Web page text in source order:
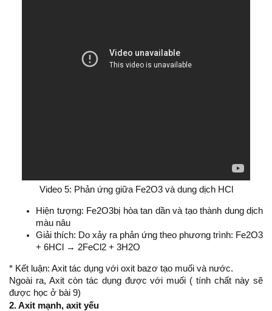
Video 5: Phản ứng giữa Fe2O3 và dung dịch HCl​
Hiện tượng: Fe2O3bị hòa tan dần và tạo thành dung dịch
màu nâu
Giải thích: Do xảy ra phản ứng theo phương trình: Fe2O3
+ 6HCl → 2FeCl2 + 3H2O
* Kết luận: Axit tác dụng với oxit bazơ tạo muối và nước.
Ngoài ra, Axit còn tác dụng được với muối ( tính chất này sẽ
được học ở bài 9)
2. Axit mạnh, axit yếu